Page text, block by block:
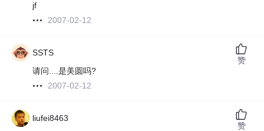
jf
2007-02-12
SSTS
请问....是美圆吗?
2007-02-12
赞
liufei8463
赞